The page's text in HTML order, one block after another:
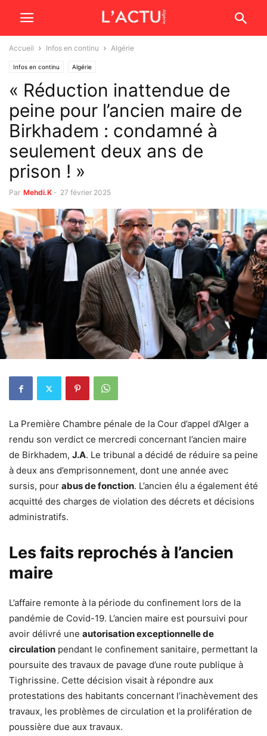
Accueil Infos en continu Algérie
Infos en continu Algérie
« Réduction inattendue de
peine pour l’ancien maire de
Birkhadem : condamné à
seulement deux ans de
prison ! »
Par Mehdi.K - 27 février 2025
La Première Chambre pénale de la Cour d’appel d’Alger a
rendu son verdict ce mercredi concernant l’ancien maire
de Birkhadem, J.A. Le tribunal a décidé de réduire sa peine
à deux ans d’emprisonnement, dont une année avec
sursis, pour abus de fonction. L’ancien élu a également été
acquitté des charges de violation des décrets et décisions
administratifs.
Les faits reprochés à l’ancien
maire
L’affaire remonte à la période du confinement lors de la
pandémie de Covid-19. L’ancien maire est poursuivi pour
avoir délivré une autorisation exceptionnelle de
circulation pendant le confinement sanitaire, permettant la
poursuite des travaux de pavage d’une route publique à
Tighrissine. Cette décision visait à répondre aux
protestations des habitants concernant l’inachèvement des
travaux, les problèmes de circulation et la prolifération de
poussière due aux travaux.